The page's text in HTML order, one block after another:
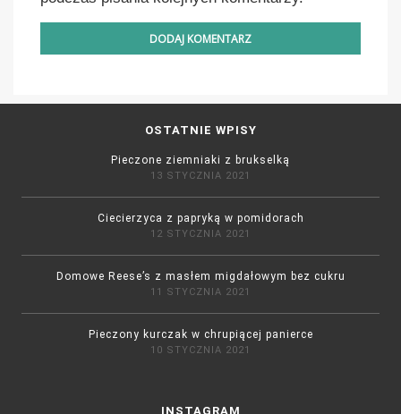
OSTATNIE WPISY
Pieczone ziemniaki z brukselką
13 STYCZNIA 2021
Ciecierzyca z papryką w pomidorach
12 STYCZNIA 2021
Domowe Reese’s z masłem migdałowym bez cukru
11 STYCZNIA 2021
Pieczony kurczak w chrupiącej panierce
10 STYCZNIA 2021
INSTAGRAM